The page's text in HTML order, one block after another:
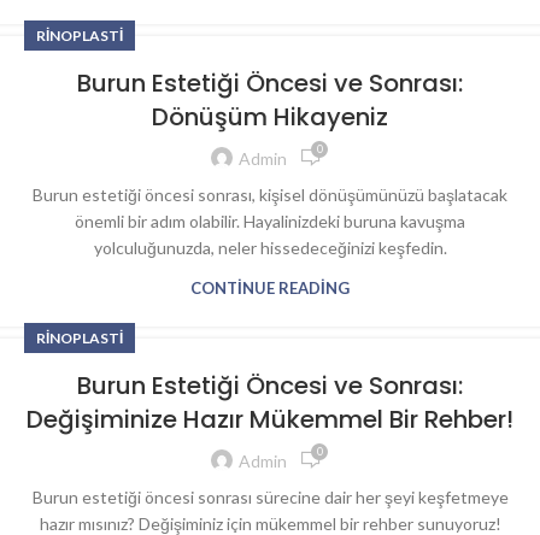
RINOPLASTI
Burun Estetiği Öncesi ve Sonrası:
Dönüşüm Hikayeniz
Admin 0
Burun estetiği öncesi sonrası, kişisel dönüşümünüzü başlatacak
önemli bir adım olabilir. Hayalinizdeki buruna kavuşma
yolculuğunuzda, neler hissedeceğinizi keşfedin.
CONTINUE READING
RINOPLASTI
Burun Estetiği Öncesi ve Sonrası:
Değişiminize Hazır Mükemmel Bir Rehber!
Admin 0
Burun estetiği öncesi sonrası sürecine dair her şeyi keşfetmeye
hazır mısınız? Değişiminiz için mükemmel bir rehber sunuyoruz!